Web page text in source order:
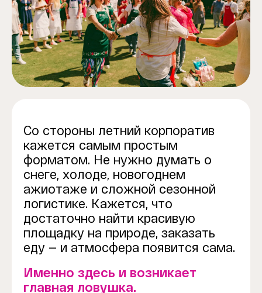
Со стороны летний корпоратив
кажется самым простым
форматом. Не нужно думать о
снеге, холоде, новогоднем
ажиотаже и сложной сезонной
логистике. Кажется, что
достаточно найти красивую
площадку на природе, заказать
еду — и атмосфера появится сама.
Именно здесь и возникает
главная ловушка.